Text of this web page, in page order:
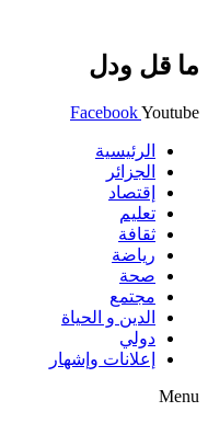
ما قل ودل
FacebookYoutube
الرئيسية
الجزائر
إقتصاد
تعليم
ثقافة
رياضة
صحة
مجتمع
الدين و الحياة
دولي
إعلانات وإشهار
Menu